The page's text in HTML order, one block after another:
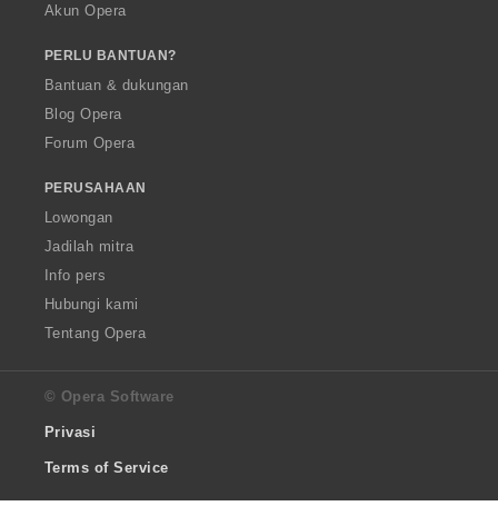
Akun Opera
PERLU BANTUAN?
Bantuan & dukungan
Blog Opera
Forum Opera
PERUSAHAAN
Lowongan
Jadilah mitra
Info pers
Hubungi kami
Tentang Opera
© Opera Software
Privasi
Terms of Service